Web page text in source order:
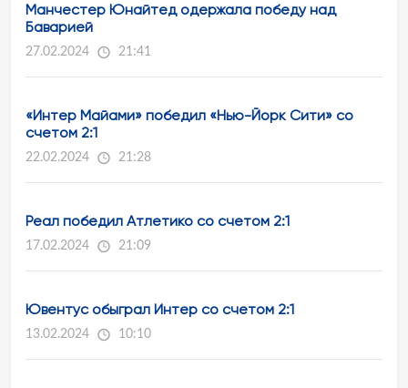
Манчестер Юнайтед одержала победу над
Баварией
27.02.2024 21:41
«Интер Майами» победил «Нью-Йорк Сити» со
счетом 2:1
22.02.2024 21:28
Реал победил Атлетико со счетом 2:1
17.02.2024 21:09
Ювентус обыграл Интер со счетом 2:1
13.02.2024 10:10